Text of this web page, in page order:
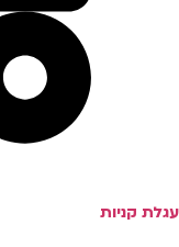
עגלת קניות